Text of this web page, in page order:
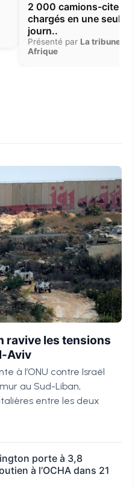
2 000 camions-
chargés en une seule
journ..
Présenté par La tribune
Afrique
ravive les tensions
Aviv
à l’ONU contre Israël
au Sud-Liban,
entre les deux
porte à 3,8
à l’OCHA dans 21